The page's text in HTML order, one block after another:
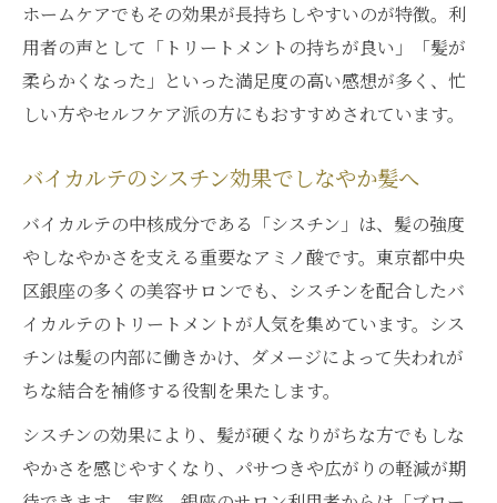
ホームケアでもその効果が長持ちしやすいのが特徴。利
用者の声として「トリートメントの持ちが良い」「髪が
柔らかくなった」といった満足度の高い感想が多く、忙
しい方やセルフケア派の方にもおすすめされています。
バイカルテのシスチン効果でしなやか髪へ
バイカルテの中核成分である「シスチン」は、髪の強度
やしなやかさを支える重要なアミノ酸です。東京都中央
区銀座の多くの美容サロンでも、シスチンを配合したバ
イカルテのトリートメントが人気を集めています。シス
チンは髪の内部に働きかけ、ダメージによって失われが
ちな結合を補修する役割を果たします。
シスチンの効果により、髪が硬くなりがちな方でもしな
やかさを感じやすくなり、パサつきや広がりの軽減が期